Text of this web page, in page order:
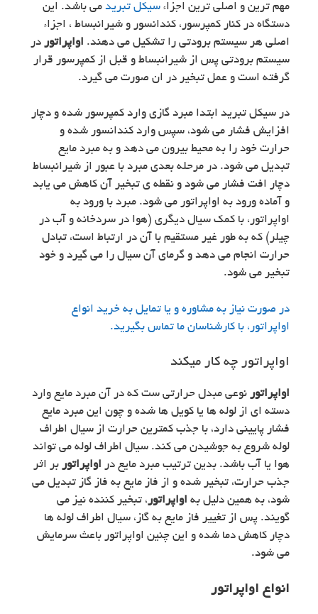
مهم ترین و اصلی ترین اجزاء سیکل تبرید می باشد. این
دستگاه در کنار کمپرسور، کندانسور و شیرانبساط ، اجزاء
اصلی هر سیستم برودتی را تشکیل می دهند. اواپراتور در
سیستم برودتی پس از شیرانبساط و قبل از کمپرسور قرار
گرفته است و عمل تبخیر در ان صورت می گیرد.
در سیکل تبرید ابتدا مبرد گازی وارد کمپرسور شده و دچار
افزایش فشار می شود، سپس وارد کندانسور شده و
حرارت خود را به محیط بیرون می دهد و به مبرد مایع
تبدیل می شود. در مرحله بعدی مبرد با عبور از شیرانبساط
دچار افت فشار می شود و نقطه ی تبخیر آن کاهش می یابد
و آماده ورود به اواپراتور می شود. مبرد با ورود به
اواپراتور، با کمک سیال دیگری (هوا در سردخانه و آب در
چیلر) که به طور غیر مستقیم با آن در ارتباط است، تبادل
حرارت انجام می دهد و گرمای آن سیال را می گیرد و خود
تبخیر می شود.
در صورت نیاز به مشاوره و یا تمایل به خرید انواع
اواپراتور، با کارشناسان ما تماس بگیرید.
اواپراتور چه کار میکند
اواپراتور نوعی مبدل حرارتی ست که در آن مبرد مایع وارد
دسته ای از لوله ها یا کویل ها شده و چون این مبرد مایع
فشار پایینی دارد، با جذب کمترین حرارت از سیال اطراف
لوله شروع به جوشیدن می کند. سیال اطراف لوله می تواند
هوا یا آب باشد. بدین ترتیب مبرد مایع در اواپراتور بر اثر
جذب حرارت، تبخیر شده و از فاز مایع به فاز گاز تبدیل می
شود، به همین دلیل به اواپراتور، تبخیر کننده نیز می
گویند. پس از تغییر فاز مایع به گاز، سیال اطراف لوله ها
دچار کاهش دما شده و این چنین اواپراتور باعث سرمایش
می شود.
انواع اواپراتور